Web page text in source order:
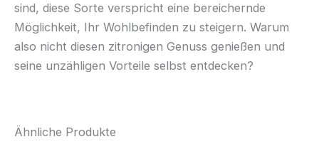
sind, diese Sorte verspricht eine bereichernde
Möglichkeit, Ihr Wohlbefinden zu steigern. Warum
also nicht diesen zitronigen Genuss genießen und
seine unzähligen Vorteile selbst entdecken?
Ähnliche Produkte